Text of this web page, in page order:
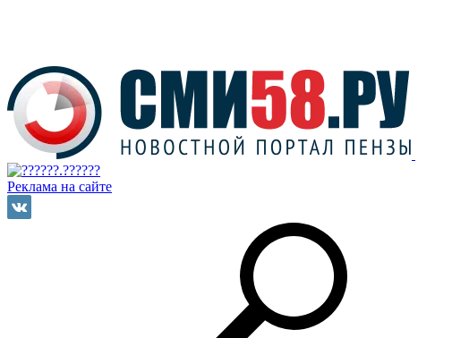
Реклама на сайте